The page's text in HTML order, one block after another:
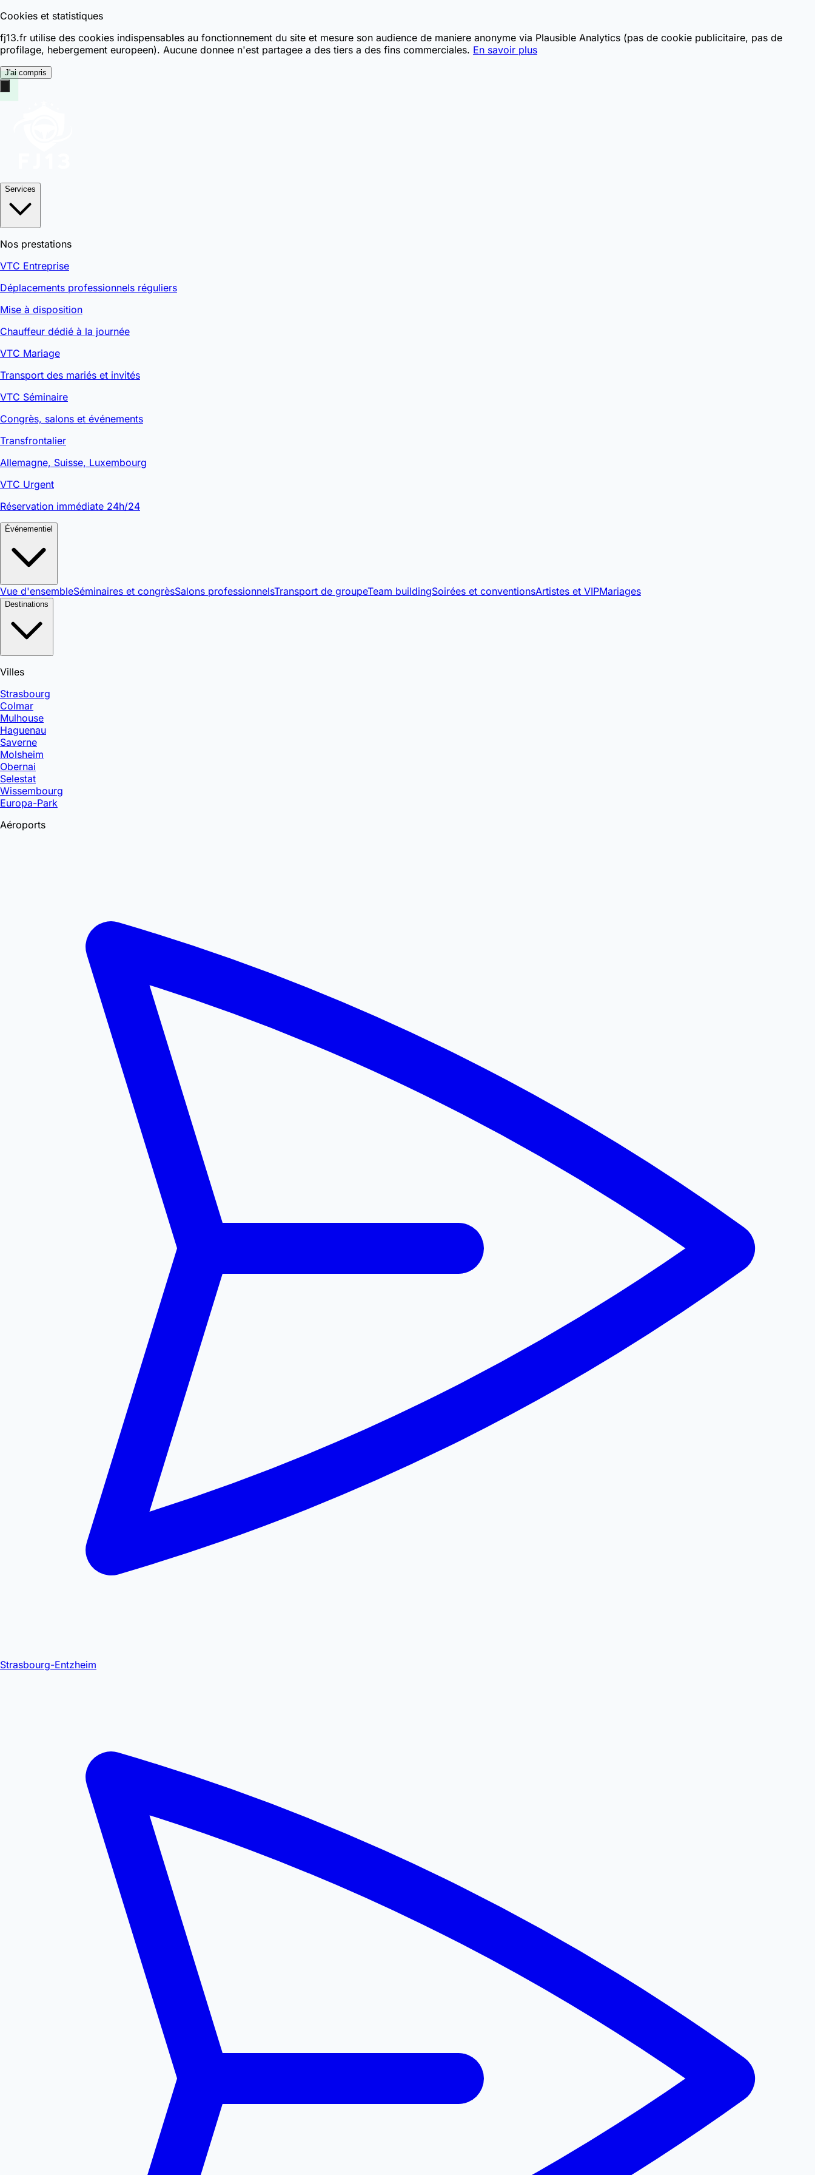
Cookies et statistiques
fj13.fr utilise des cookies indispensables au fonctionnement du site et mesure son audience de maniere anonyme via Plausible Analytics (pas de cookie publicitaire, pas de
profilage, hebergement europeen). Aucune donnee n'est partagee a des tiers a des fins commerciales. En savoir plus
J'ai compris
Services
Nos prestations
VTC Entreprise
Déplacements professionnels réguliers
Mise à disposition
Chauffeur dédié à la journée
VTC Mariage
Transport des mariés et invités
VTC Séminaire
Congrès, salons et événements
Transfrontalier
Allemagne, Suisse, Luxembourg
VTC Urgent
Réservation immédiate 24h/24
Événementiel
Vue d'ensembleSéminaires et congrèsSalons professionnelsTransport de groupeTeam buildingSoirées et conventionsArtistes et VIPMariages
Destinations
Villes
Strasbourg
Colmar
Mulhouse
Haguenau
Saverne
Molsheim
Obernai
Selestat
Wissembourg
Europa-Park
Aéroports
Strasbourg-Entzheim